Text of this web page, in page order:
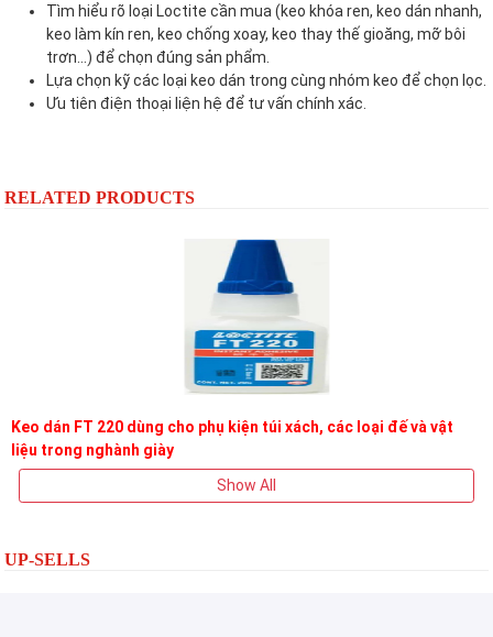
Tìm hiểu rõ loại Loctite cần mua (keo khóa ren, keo dán nhanh,
keo làm kín ren, keo chống xoay, keo thay thế gioăng, mỡ bôi
trơn…) để chọn đúng sản phẩm.
Lựa chọn kỹ các loại keo dán trong cùng nhóm keo để chọn lọc.
Ưu tiên điện thoại liện hệ để tư vấn chính xác.
RELATED PRODUCTS
Keo dán FT 220 dùng cho phụ kiện túi xách, các loại đế và vật
liệu trong nghành giày
Show All
UP-SELLS